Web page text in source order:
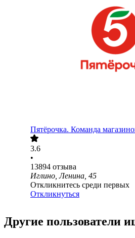
Пятёрочка. Команда
3.6
•
13894 отзыва
Иглино, Ленина, 45
Откликнитесь среди первых
Откликнуться
Другие пользователи